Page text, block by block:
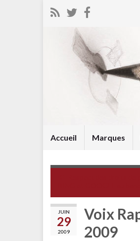
Accueil Marques
JUIN
29
2009
Voix
2009